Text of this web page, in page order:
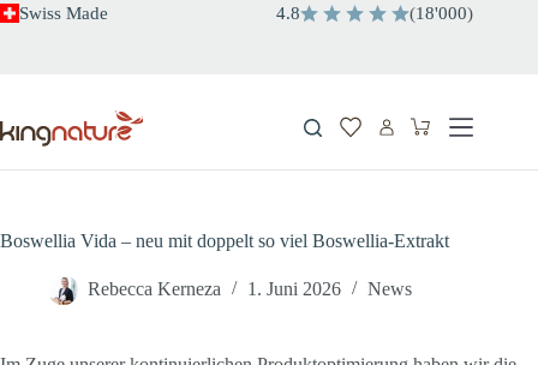
ZumSwiss Made 4.8 (18'000)
Warenkorb
Boswellia Vida – neu mit doppelt so viel Boswellia-Extrakt
Rebecca Kerneza 1. Juni 2026 News